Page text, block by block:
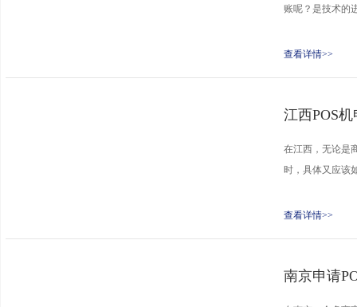
账呢？是技术的
查看详情>>
江西POS
在江西，无论是
时，具体又应该
查看详情>>
南京申请